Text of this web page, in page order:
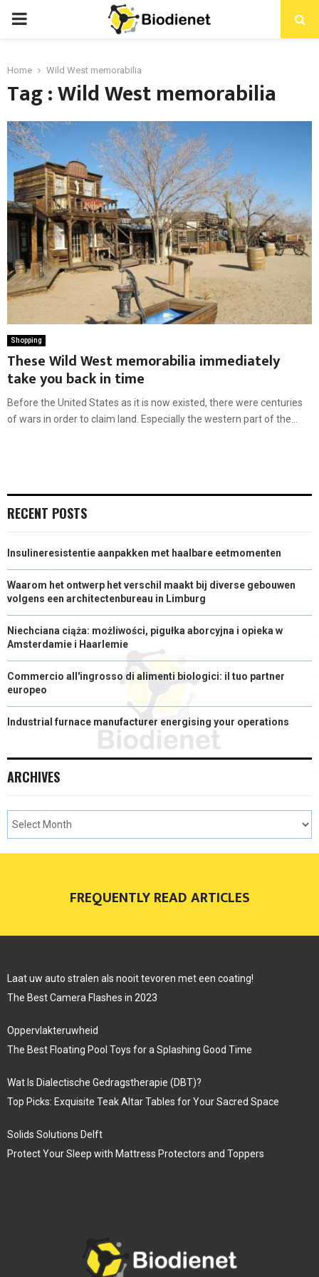
PRIMARY
Home Wild West memorabilia
Tag : Wild West memorabilia
Shopping
These Wild West memorabilia immediately
take you back in time
Before the United States as it is now existed, there were centuries
of wars in order to claim land. Especially the western part of the...
RECENT POSTS
Insulineresistentie aanpakken met haalbare eetmomenten
Waarom het ontwerp het verschil maakt bij diverse gebouwen
volgens een architectenbureau in Limburg
Niechciana ciąża: możliwości, pigułka aborcyjna i opieka w
Amsterdamie i Haarlemie
Commercio all'ingrosso di alimenti biologici: il tuo partner
europeo
Industrial furnace manufacturer energising your operations
ARCHIVES
FREQUENTLY READ ARTICLES
Laat uw auto stralen als nooit tevoren met een coating!
The Best Camera Flashes in 2023
Oppervlakteruwheid
The Best Floating Pool Toys for a Splashing Good Time
Wat Is Dialectische Gedragstherapie (DBT)?
Top Picks: Exquisite Teak Altar Tables for Your Sacred Space
Solids Solutions Delft
Protect Your Sleep with Mattress Protectors and Toppers